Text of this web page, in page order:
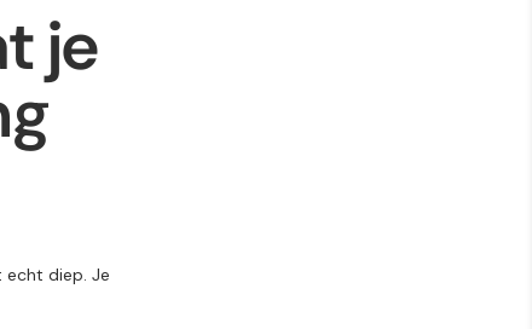
je
echt diep. Je